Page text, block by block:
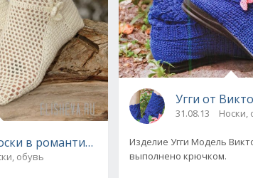
в романтическом стиле, с ажурными
обувь
Угги от
31.08.13 Носки,
Изделие Угги Модель
выполнено крючком.